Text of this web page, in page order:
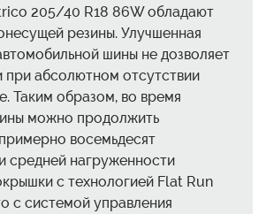
205/40 R18 86W обладают
резины. Улучшенная
шины не дозволяет
при абсолютном отсутствии
Таким образом, во время
можно продолжить
восемьдесят
средней нагруженности
с технологией Flat Run
с системой управления